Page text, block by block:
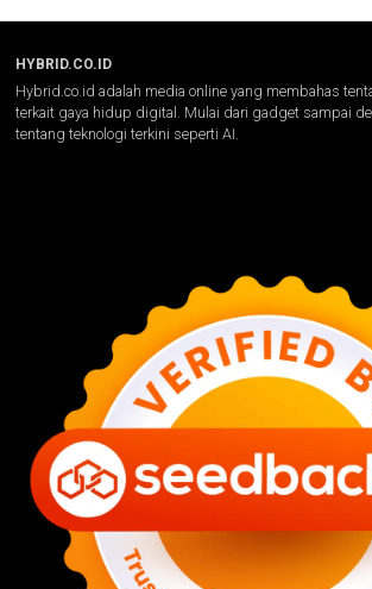
HYBRID.CO.ID
Hybrid.co.id adalah media online yang membahas
terkait gaya hidup digital. Mulai dari gadget sampai
tentang teknologi terkini seperti AI.